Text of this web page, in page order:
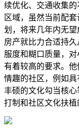
续优化、交通收集
区域，虽然当前配
划，将来几年内无
房产就比力合适持
服度和糊口质量，
有着较高的要求。
情趣的社区，例如具
丰硕的文化勾当核
打制和社区文化扶植